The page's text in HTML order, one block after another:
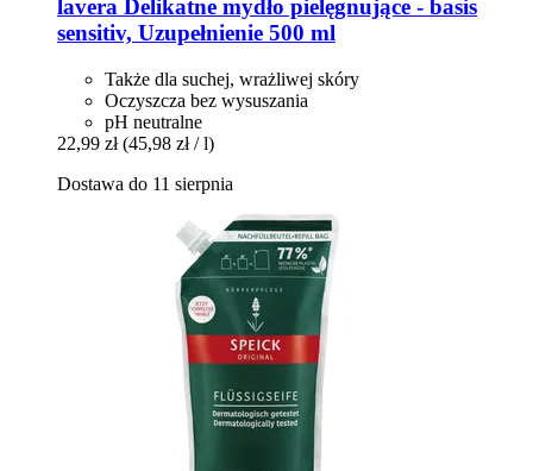
lavera Delikatne mydło pielęgnujące -​ basis
sensitiv, Uzupełnienie 500 ml
Także dla suchej, wrażliwej skóry
Oczyszcza bez wysuszania
pH neutralne
22,99 zł (45,98 zł / l)
Dostawa do 11 sierpnia